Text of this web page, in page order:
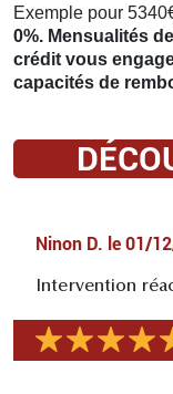
Exemple pour
0%. Mensualités
crédit vous
capacités de
Ninon D. le 01/
Intervention